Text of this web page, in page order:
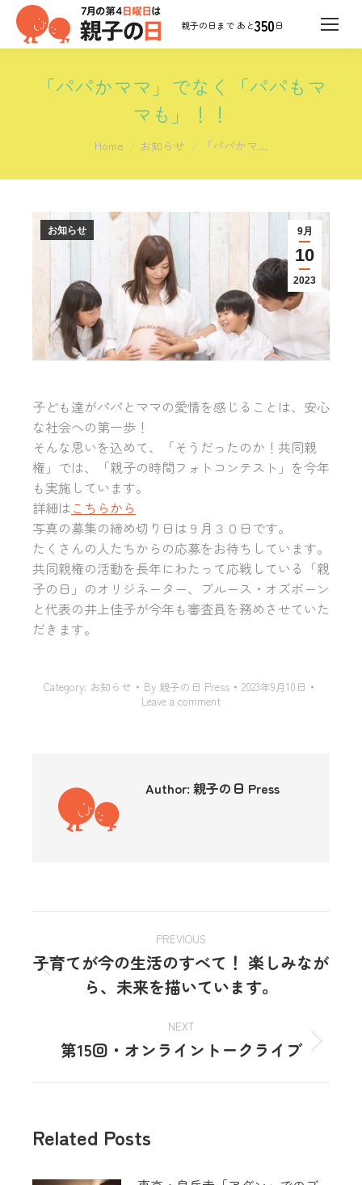
350日
「パパかママ」でなく「パパもマ
マも」！！
You are here:
Home お知らせ 「パパかマ…
9月
10
2023
お知らせ
子ども達がパパとママの愛情を感じることは、 安心
な社会への第一歩！
そんな思いを込めて、「そうだったのか！共同親
権」では、「親子の時間フォトコンテスト」を今年
も実施しています。
詳細はこちらから
写真の募集の締め切り日は９月３０日です。
たくさんの人たちからの応募をお待ちしています。
共同親権の活動を長年にわたって応戦している「親
子の日」 のオリジネーター、ブルース・ オズボーン
と代表の井上佳子が今年も審査員を務めさせていた
だき ます。
Category: お知らせ By 親子の日 Press
2023年9月10日
Leave a comment
Author: 親子の日 Press
PREVIOUS
子育てが今の生活のすべて！ 楽しみなが
ら、未来を描いています。
NEXT
第15回・オンライントークライブ
Related Posts